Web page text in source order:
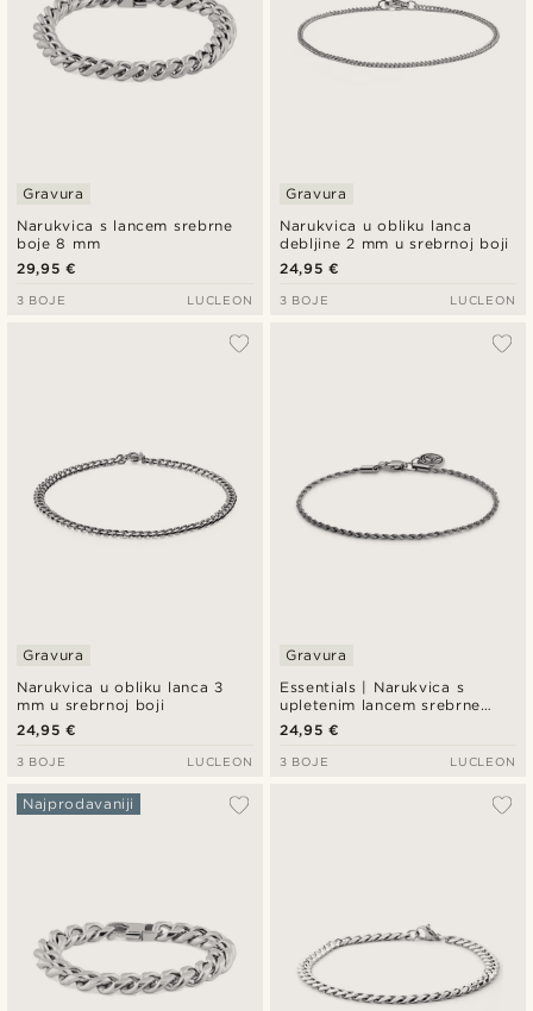
Narukvica s lancem srebrne
boje 8 mm
Gravura
29,95 €
3 BOJE LUCLEON
Narukvica u obliku lanca
debljine 2 mm u srebrnoj boji
Gravura
24,95 €
3 BOJE LUCLEON
Narukvica u obliku lanca 3
mm u srebrnoj boji
Gravura
24,95 €
3 BOJE LUCLEON
Essentials | Narukvica s
upletenim lancem srebrne
boje, 2 mm
Gravura
24,95 €
3 BOJE LUCLEON
Najprodavaniji